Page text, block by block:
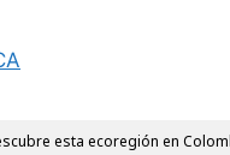
esta ecoregión en